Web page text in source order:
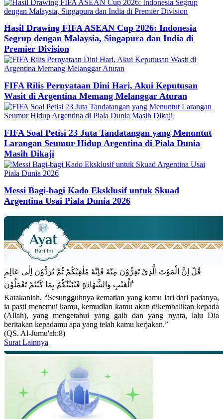
Hasil Drawing FIFA ASEAN Cup 2026: Indonesia
Segrup dengan Malaysia, Singapura dan India di
Premier Division
FIFA Rilis Pernyataan Dini Hari, Akui Keputusan
Wasit di Argentina Memang Melanggar Aturan
FIFA Soal Petisi 23 Juta Tandatangan yang Menuntut
Larangan Seumur Hidup Argentina di Piala Dunia
Masih Dikaji
Messi Bagi-bagi Kado Eksklusif untuk Skuad
Argentina Usai Piala Dunia 2026
قُلْ اِنَّ الْمَوْتَ الَّذِيْ تَفِرُّوْنَ مِنْهُ فَاِنَّهٗ مُلٰقِيْكُمْ ثُمَّ تُرَدُّوْنَ اِلٰى عَالِمِ
الْغَيْبِ وَالشَّهَادَةِ فَيُنَبِّئُكُمْ بِمَا كُنْتُمْ تَعْمَلُوْنَ ࣖ
Katakanlah, “Sesungguhnya kematian yang kamu lari dari padanya,
ia pasti menemui kamu, kemudian kamu akan dikembalikan kepada
(Allah), yang mengetahui yang gaib dan yang nyata, lalu Dia
beritakan kepadamu apa yang telah kamu kerjakan.”
(QS. Al-Jumu'ah:8)
Surat Lainnya